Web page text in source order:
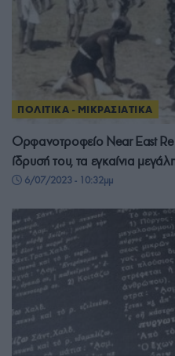
ΠΟΛΙΤΙΚΑ - ΜΙΚΡΑΣΙΑΤΙΚΑ
Ορφανοτροφείο Near East
ίδρυσή του, τα εγκαίνια
6/07/2023 - 10:32μμ